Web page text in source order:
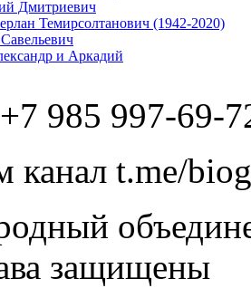
Дмитриевич
Темирсолтанович (1942-2020)
и Аркадий
985 997-69-
канал t.me/
защищены